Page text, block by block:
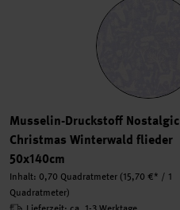
Musselin-Druckstoff Nostalgic
Christmas Winterwald flieder
50x140cm
Inhalt: 0,70 Quadratmeter (15,70 €* / 1
Quadratmeter)